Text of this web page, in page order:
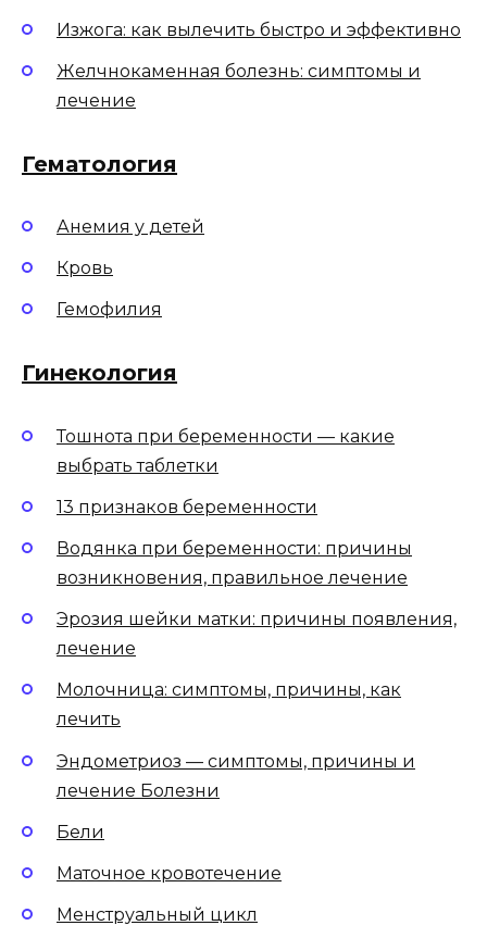
Изжога: как вылечить быстро и эффективно
Желчнокаменная болезнь: симптомы и
лечение
Гематология
Анемия у детей
Кровь
Гемофилия
Гинекология
Тошнота при беременности — какие
выбрать таблетки
13 признаков беременности
Водянка при беременности: причины
возникновения, правильное лечение
Эрозия шейки матки: причины появления,
лечение
Молочница: симптомы, причины, как
лечить
Эндометриоз — симптомы, причины и
лечение Болезни
Бели
Маточное кровотечение
Менструальный цикл